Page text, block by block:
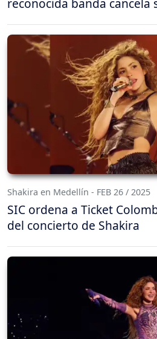
reconocida banda cancela
Shakira en Medellín - FEB 26 / 2025
SIC ordena a Ticket
del concierto de Shakira